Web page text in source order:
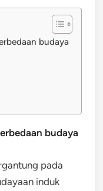
budaya
budaya
pada
induk